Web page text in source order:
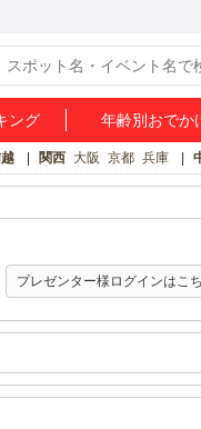
ング 年齢別おでか
関西 大阪 京都 兵庫
プレゼンター様ログインはこ